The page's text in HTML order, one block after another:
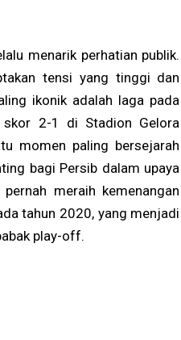
menarik perhatian publik.
tensi yang tinggi dan
ikonik adalah laga pada
skor 2-1 di Stadion Gelora
momen paling bersejarah
bagi Persib dalam upaya
meraih kemenangan
tahun 2020, yang menjadi
play-off.